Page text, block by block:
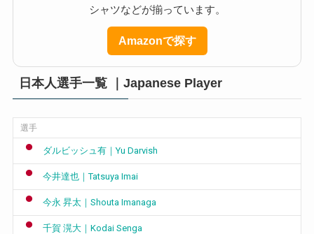
シャツなどが揃っています。
Amazonで探す
日本人選手一覧 ｜Japanese Player
選手
ダルビッシュ有｜Yu Darvish
今井達也｜Tatsuya Imai
今永 昇太｜Shouta Imanaga
千賀 滉大｜Kodai Senga